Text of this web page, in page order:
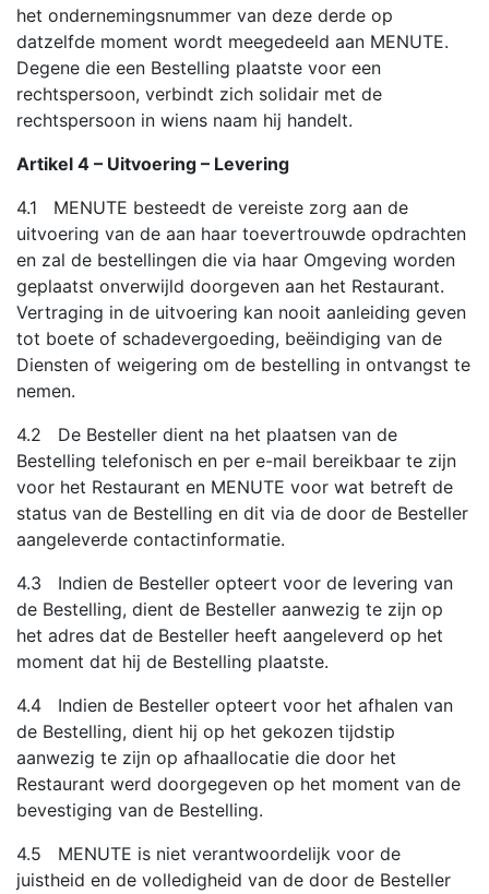
het ondernemingsnummer van deze derde op
datzelfde moment wordt meegedeeld aan MENUTE.
Degene die een Bestelling plaatste voor een
rechtspersoon, verbindt zich solidair met de
rechtspersoon in wiens naam hij handelt.
Artikel 4 – Uitvoering – Levering
4.1 MENUTE besteedt de vereiste zorg aan de
uitvoering van de aan haar toevertrouwde opdrachten
en zal de bestellingen die via haar Omgeving worden
geplaatst onverwijld doorgeven aan het Restaurant.
Vertraging in de uitvoering kan nooit aanleiding geven
tot boete of schadevergoeding, beëindiging van de
Diensten of weigering om de bestelling in ontvangst te
nemen.
4.2 De Besteller dient na het plaatsen van de
Bestelling telefonisch en per e-mail bereikbaar te zijn
voor het Restaurant en MENUTE voor wat betreft de
status van de Bestelling en dit via de door de Besteller
aangeleverde contactinformatie.
4.3 Indien de Besteller opteert voor de levering van
de Bestelling, dient de Besteller aanwezig te zijn op
het adres dat de Besteller heeft aangeleverd op het
moment dat hij de Bestelling plaatste.
4.4 Indien de Besteller opteert voor het afhalen van
de Bestelling, dient hij op het gekozen tijdstip
aanwezig te zijn op afhaallocatie die door het
Restaurant werd doorgegeven op het moment van de
bevestiging van de Bestelling.
4.5 MENUTE is niet verantwoordelijk voor de
juistheid en de volledigheid van de door de Besteller